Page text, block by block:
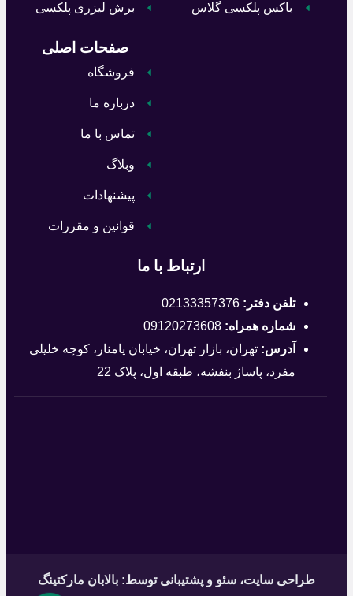
برش لیزری پلکسی باکس پلکسی گلاس
صفحات اصلی
فروشگاه
درباره ما
تماس با ما
وبلاگ
پیشنهادات
قوانین و مقررات
ارتباط با ما
تلفن دفتر: 02133357376
شماره همراه: 09120273608
آدرس: تهران، بازار تهران، خیابان پامنار، کوچه خلیلی
مفرد، پاساژ بنفشه، طبقه اول، پلاک 22
طراحی سایت، سئو و پشتیبانی توسط: بالابان مارکتینگ